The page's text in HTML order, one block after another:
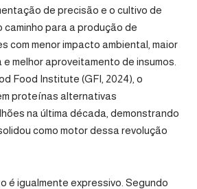
de precisão e o cultivo de
caminho para a produção de
com menor impacto ambiental, maior
melhor aproveitamento de insumos.
Food Institute (GFI, 2024), o
proteínas alternativas
na última década, demonstrando
como motor dessa revolução
é igualmente expressivo. Segundo